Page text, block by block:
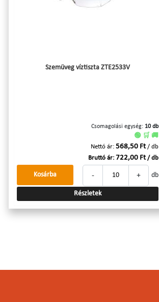
Szemüveg víztiszta ZTE2533V
Csomagolási egység: 10 db
🟢 🛒 🚚
Nettó ár: 568,50 Ft / db
Bruttó ár: 722,00 Ft / db
- + db
Kosárba
Részletek